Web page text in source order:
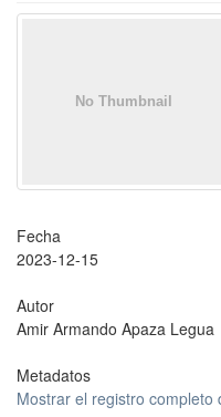
Fecha
2023-12-15
Autor
Amir Armando Apaza Legua
Metadatos
Mostrar el registro completo